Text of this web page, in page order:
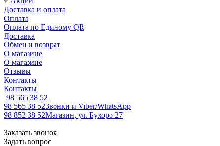
Доставка и оплата
Оплата
Оплата по Единому QR
Доставка
Обмен и возврат
О магазине
О магазине
Отзывы
Контакты
Контакты
98 565 38 52
98 565 38 52Звонки и Viber/WhatsApp
98 852 38 52Магазин, ул. Бухоро 27
Заказать звонок
Задать вопрос